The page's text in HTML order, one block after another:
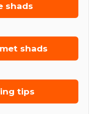
shads
shads
tips